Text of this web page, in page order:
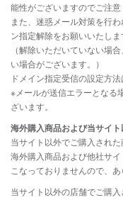
能性がございますのでご注意
また、迷惑メール対策を行
ン指定解除をお願いいたしま
（解除いただいていない場
い場合がございます。）
ドメイン指定受信の設定方法
※メールが送信エラーとなる
ざいます。
海外購入商品および当サイ
当サイト以外でご購入され
海外購入商品および他社サ
こなっておりませんので、あ
当サイト以外の店舗でご購